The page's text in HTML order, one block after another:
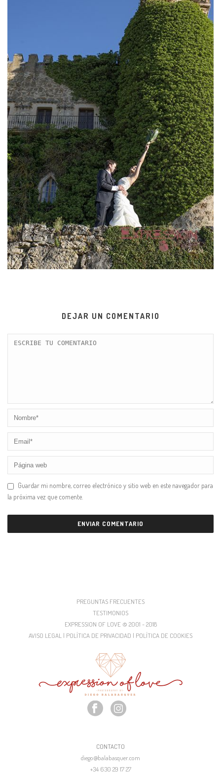
DEJAR UN COMENTARIO
Guardar mi nombre, correo electrónico y sitio web en este navegador para
la próxima vez que comente.
PREGUNTAS FRECUENTES
TESTIMONIOS
EXPRESSION OF LOVE © 2001 - 2018
AVISO LEGAL | POLÍTICA DE PRIVACIDAD | POLÍTICA DE COOKIES
CONTACTO
diego@balabasquer.com
+34 630 29 17 27